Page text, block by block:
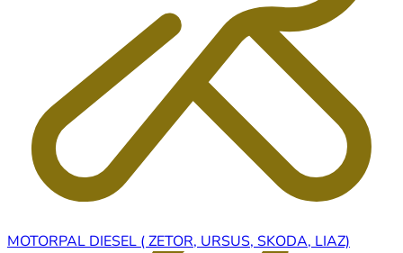
MOTORPAL DIESEL ( ZETOR, URSUS, SKODA, LIAZ)